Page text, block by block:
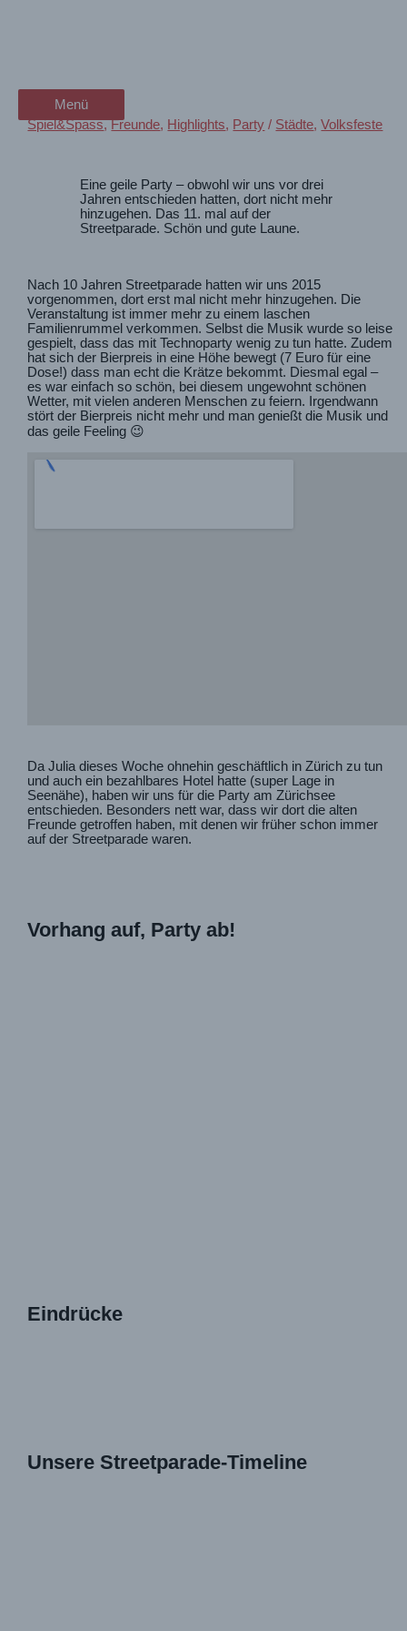
Menü
Menü
Spiel&Spass,Freunde, Highlights, Party / Städte,Volksfeste
Eine geile Party – obwohl wir uns vor drei
Jahren entschieden hatten, dort nicht mehr
hinzugehen. Das 11. mal auf der
Streetparade. Schön und gute Laune.
Nach 10 Jahren Streetparade hatten wir uns 2015
vorgenommen, dort erst mal nicht mehr hinzugehen. Die
Veranstaltung ist immer mehr zu einem laschen
Familienrummel verkommen. Selbst die Musik wurde so leise
gespielt, dass das mit Technoparty wenig zu tun hatte. Zudem
hat sich der Bierpreis in eine Höhe bewegt (7 Euro für eine
Dose!) dass man echt die Krätze bekommt. Diesmal egal –
es war einfach so schön, bei diesem ungewohnt schönen
Wetter, mit vielen anderen Menschen zu feiern. Irgendwann
stört der Bierpreis nicht mehr und man genießt die Musik und
das geile Feeling 😉
Da Julia dieses Woche ohnehin geschäftlich in Zürich zu tun
und auch ein bezahlbares Hotel hatte (super Lage in
Seenähe), haben wir uns für die Party am Zürichsee
entschieden. Besonders nett war, dass wir dort die alten
Freunde getroffen haben, mit denen wir früher schon immer
auf der Streetparade waren.
Vorhang auf, Party ab!
Eindrücke
Unsere Streetparade-Timeline